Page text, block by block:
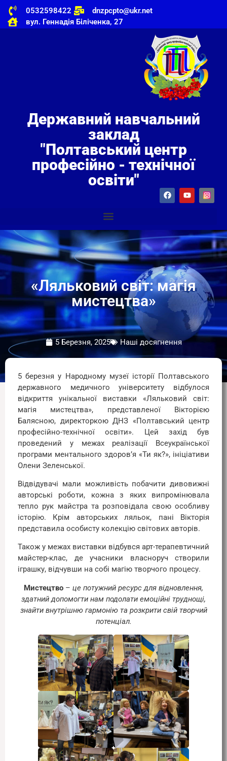
0532598422
dnzpcpto@ukr.net
вул. Геннадія Біліченка, 27
Державний навчальний
заклад
"Полтавський центр
професійно - технічної
освіти"
«Ляльковий світ: магія
мистецтва»
5 Березня, 2025 Наші досягнення
5 березня у Народному музеї історії Полтавського
державного медичного університету відбулося
відкриття унікальної виставки «Ляльковий світ:
магія мистецтва», представленої Вікторією
Балясною, директоркою ДНЗ «Полтавський центр
професійно-технічної освіти». Цей захід був
проведений у межах реалізації Всеукраїнської
програми ментального здоров’я «Ти як?», ініціативи
Олени Зеленської.
Відвідувачі мали можливість побачити дивовижні
авторські роботи, кожна з яких випромінювала
тепло рук майстра та розповідала свою особливу
історію. Крім авторських ляльок, пані Вікторія
представила особисту колекцію світових авторів.
Також у межах виставки відбувся арт-терапевтичний
майстер-клас, де учасники власноруч створили
іграшку, відчувши на собі магію творчого процесу.
Мистецтво – це потужний ресурс для відновлення,
здатний допомогти нам подолати емоційні труднощі,
знайти внутрішню гармонію та розкрити свій творчий
потенціал.